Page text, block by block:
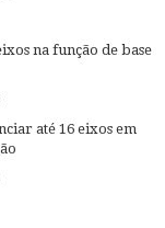
na função de base
até 16 eixos em